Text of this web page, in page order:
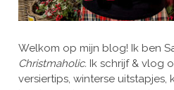
Welkom op mijn blog! Ik ben
Christmaholic. Ik schrijf & vlog
versiertips, winterse uitstapjes,